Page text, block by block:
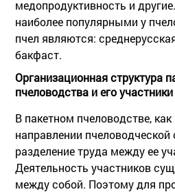
медопродуктивность и
наиболее популярными у
пчел являются:
бакфаст.
Организационная структура
пчеловодства и его участники
В пакетном пчеловодстве,
направлении пчеловодческой
разделение труда между ее
Деятельность участников
между собой. Поэтому для